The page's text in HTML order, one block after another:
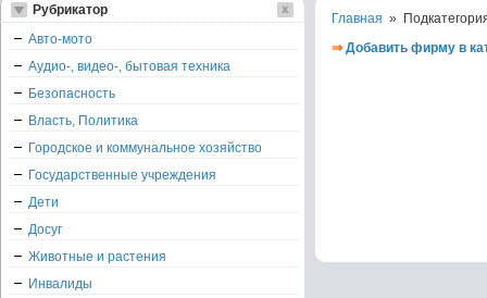
Главная »
⇒ Добавить фирму в
Рубрикатор
Авто-мото
Аудио-, видео-, бытовая техника
Безопасность
Власть, Политика
Городское и коммунальное хозяйство
Государственные учреждения
Дети
Досуг
Животные и растения
Инвалиды